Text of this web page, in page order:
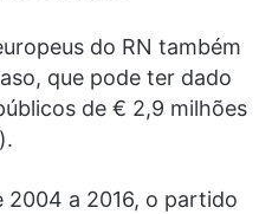
do RN também
que pode ter dado
de € 2,9 milhões
2004 a 2016, o partido